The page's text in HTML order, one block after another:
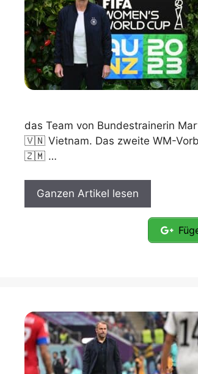
das Team von Bundestrainerin
🇻🇳 Vietnam. Das zweite WM-
🇿🇲 …
Ganzen Artikel lesen